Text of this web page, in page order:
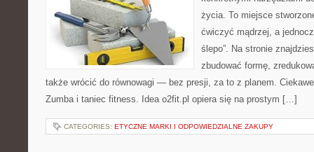
życia. To miejsce
ćwiczyć mądrzej, a
ślepo”. Na stronie
zbudować formę,
także wrócić do równowagi — bez presji, za to z planem.
Zumba i taniec fitness. Idea o2fit.pl opiera się na prostym […]
CATEGORIES: ETYCZNE MARKI I ODPOWIEDZIALNE ZAKUPY